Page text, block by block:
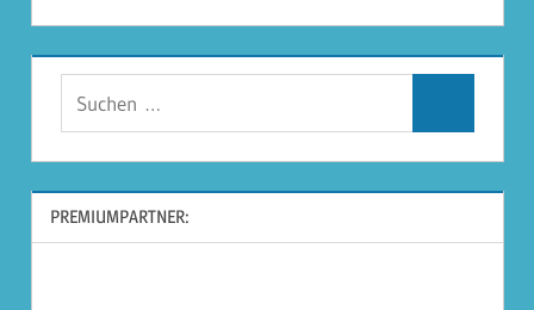
PREMIUMPARTNER: